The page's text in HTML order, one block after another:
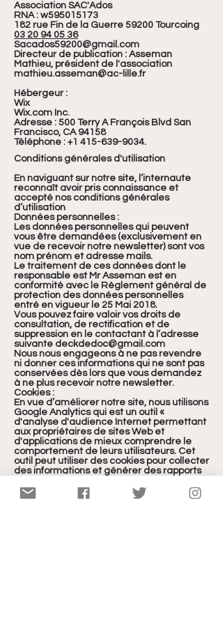
Association SAC'Ados
RNA : w595015173
182 rue Fin de la Guerre 59200 Tourcoing
03 20 94 05 36
Sacados59200@gmail.com
Directeur de publication : Asseman
Mathieu, président de l'association
mathieu.asseman@ac-lille.fr
Hébergeur :
Wix
Wix.com Inc.
Adresse : 500 Terry A François Blvd San
Francisco, CA 94158
Téléphone : +1 415-639-9034.
Conditions générales d'utilisation
En naviguant sur notre site, l’internaute
reconnaît avoir pris connaissance et
accepté nos conditions générales
d’utilisation
Données personnelles :
Les données personnelles qui peuvent
vous être demandées (exclusivement en
vue de recevoir notre newsletter) sont vos
nom prénom et adresse mails.
Le traitement de ces données dont le
responsable est Mr Asseman est en
conformité avec le Règlement général de
protection des données personnelles
entré en vigueur le 25 Mai 2018.
Vous pouvez faire valoir vos droits de
consultation, de rectification et de
suppression en le contactant à l’adresse
suivante deckdedoc@gmail.com
Nous nous engageons à ne pas revendre
ni donner ces informations qui ne sont pas
conservées dès lors que vous demandez
à ne plus recevoir notre newsletter.
Cookies :
En vue d’améliorer notre site, nous utilisons
Google Analytics qui est un outil «
d'analyse d'audience Internet permettant
aux propriétaires de sites Web et
d'applications de mieux comprendre le
comportement de leurs utilisateurs. Cet
outil peut utiliser des cookies pour collecter
des informations et générer des rapports
Web sans que les utilisateurs individuels
soient identifiés personnellement par